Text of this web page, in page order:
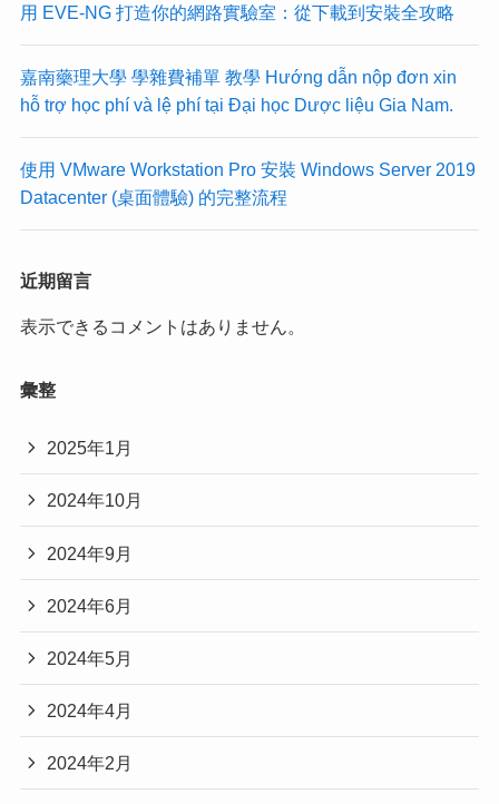
用 EVE-NG 打造你的網路實驗室：從下載到安裝全攻略
嘉南藥理大學 學雜費補單 教學 Hướng dẫn nộp đơn xin
hỗ trợ học phí và lệ phí tại Đại học Dược liệu Gia Nam.
使用 VMware Workstation Pro 安裝 Windows Server 2019
Datacenter (桌面體驗) 的完整流程
近期留言
表示できるコメントはありません。
彙整
2025年1月
2024年10月
2024年9月
2024年6月
2024年5月
2024年4月
2024年2月